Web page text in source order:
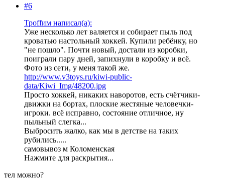
#6
Троffим написал(а):
Уже несколько лет валяется и собирает пыль под
кроватью настольный хоккей. Купили ребёнку, но
"не пошло". Почти новый, достали из коробки,
поиграли пару дней, запихнули в коробку и всё.
Фото из сети, у меня такой же.
http://www.v3toys.ru/kiwi-public-
data/Kiwi_Img/48200.jpg
Просто хоккей, никаких наворотов, есть счётчики-
движки на бортах, плоские жестяные человечки-
игроки. всё исправно, состояние отличное, ну
пыльный слегка...
Выбросить жалко, как мы в детстве на таких
рубились.....
самовывоз м Коломенская
Нажмите для раскрытия...
тел можно?